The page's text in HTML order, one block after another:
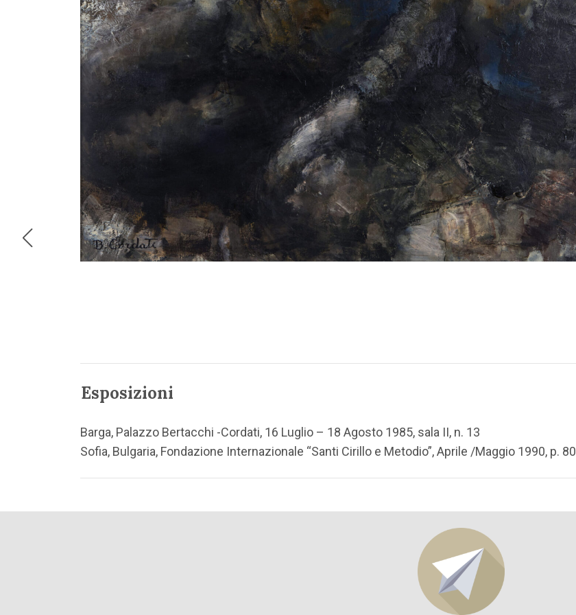
Esposizioni
Barga, Palazzo Bertacchi -Cordati, 16 Luglio – 18 Agosto 1985, sala II, n. 13
Sofia, Bulgaria, Fondazione Internazionale “Santi Cirillo e Metodio”, Aprile /Maggio 1990, p. 80